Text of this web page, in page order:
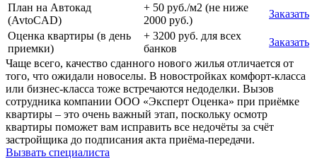
План на Автокад
(AvtoCAD)
+ 50 руб./м2 (не ниже
2000 руб.)
Заказать
Оценка квартиры (в день
приемки)
+ 3200 руб. для всех
банков
Заказать
Чаще всего, качество сданного нового жилья отличается от
того, что ожидали новоселы. В новостройках комфорт-класса
или бизнес-класса тоже встречаются недоделки. Вызов
сотрудника компании ООО «Эксперт Оценка» при приёмке
квартиры – это очень важный этап, поскольку осмотр
квартиры поможет вам исправить все недочёты за счёт
застройщика до подписания акта приёма-передачи.
Вызвать специалиста